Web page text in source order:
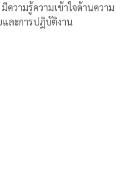
ความรู้ความเข้าใจด้านความ
ละการปฏิบัติงาน